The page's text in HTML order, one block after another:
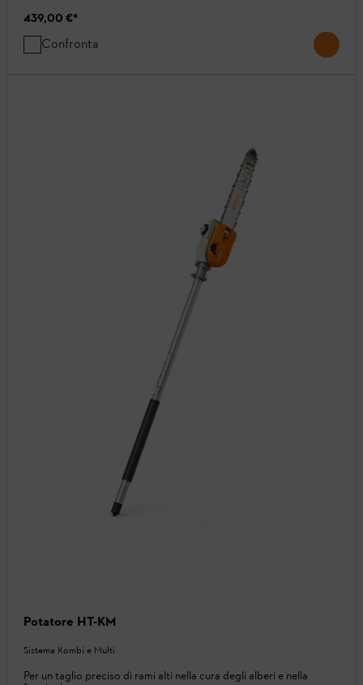
439,00 €*
Confronta
Potatore HT-KM
Sistema Kombi e Multi
Per un taglio preciso di rami alti nella cura degli alberi e nella